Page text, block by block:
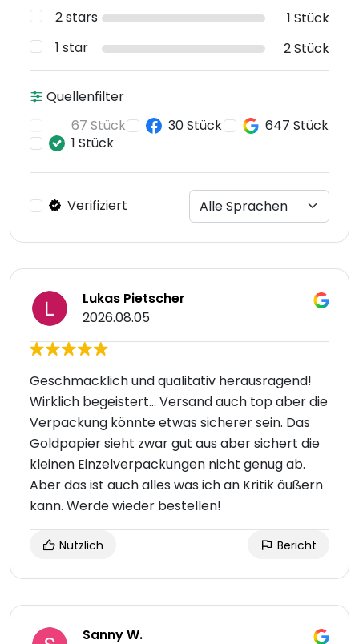
2 stars
1 Stück
1 star
2 Stück
Quellenfilter
67 Stück
30 Stück
647 Stück
1 Stück
Verifiziert
Lukas Pietscher
2026.08.05
Geschmacklich und qualitativ herausragend!
Wirklich begeistert... Versand auch top aber die
Verpackung könnte etwas sicherer sein. Das
Goldpapier sieht zwar gut aus aber sichert die
kleinen Einzelverpackungen nicht genug ab.
Aber das ist auch alles was ich an Kritik äußern
kann. Werde wieder bestellen!
Nützlich Bericht
Sanny W.